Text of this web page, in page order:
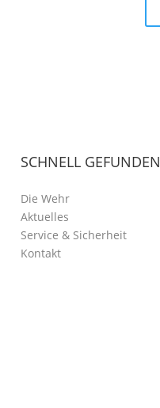
SCHNELL GEFUNDEN
Die Wehr
Aktuelles
Service & Sicherheit
Kontakt